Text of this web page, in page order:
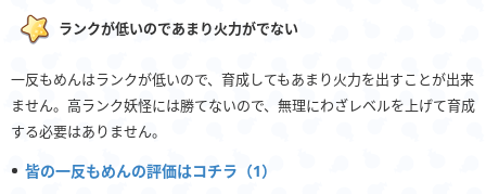
ランクが低いのであまり火力がでない
一反もめんはランクが低いので、育成してもあまり火力を出すことが出来
ません。高ランク妖怪には勝てないので、無理にわざレベルを上げて育成
する必要はありません。
皆の一反もめんの評価はコチラ（1）